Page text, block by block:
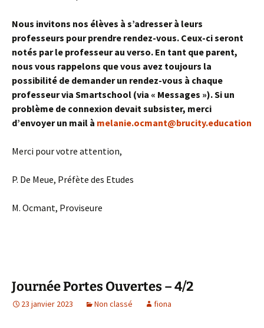
Nous invitons nos élèves à s’adresser à leurs
professeurs pour prendre rendez-vous. Ceux-ci seront
notés par le professeur au verso. En tant que parent,
nous vous rappelons que vous avez toujours la
possibilité de demander un rendez-vous à chaque
professeur via Smartschool (via « Messages »). Si un
problème de connexion devait subsister, merci
d’envoyer un mail à melanie.ocmant@brucity.education
Merci pour votre attention,
P. De Meue, Préfète des Etudes
M. Ocmant, Proviseure
Journée Portes Ouvertes – 4/2
23 janvier 2023 Non classé fiona